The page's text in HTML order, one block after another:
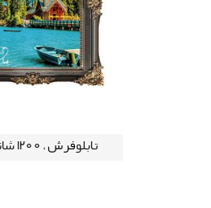
تابلوفرش ، 1200 شانه - 163